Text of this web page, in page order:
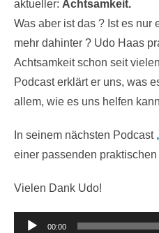
aktueller: Achtsamkeit.
Was aber ist das ? Ist es nur
mehr dahinter ? Udo Haas
Achtsamkeit schon seit
Podcast erklärt er uns, was
allem, wie es uns helfen
In seinem nächsten Podcast
einer passenden
Vielen Dank Udo!
Audio-
00:00